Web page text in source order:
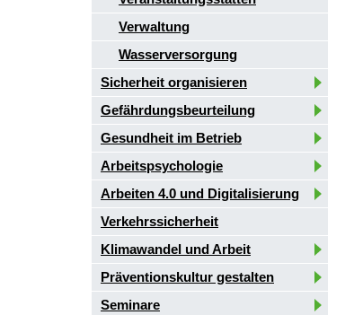
Verwaltung
Wasserversorgung
Sicherheit organisieren
Gefährdungsbeurteilung
Gesundheit im Betrieb
Arbeitspsychologie
Arbeiten 4.0 und Digitalisierung
Verkehrssicherheit
Klimawandel und Arbeit
Präventionskultur gestalten
Seminare